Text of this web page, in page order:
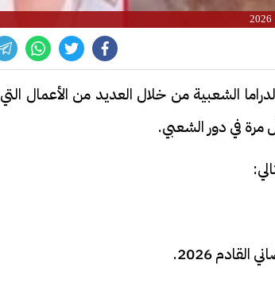
شرسة بين نجوم الدراما الشعبية من خلال العديد من الأعمال التي
مرة في دور الشعبي.
2026.